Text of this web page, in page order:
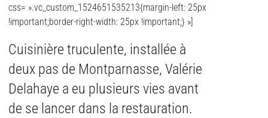
css= ».vc_custom_1524651535213{margin-left: 25px
!important;border-right-width: 25px !important;} »]
Cuisinière truculente, installée à
deux pas de Montparnasse, Valérie
Delahaye a eu plusieurs vies avant
de se lancer dans la restauration.